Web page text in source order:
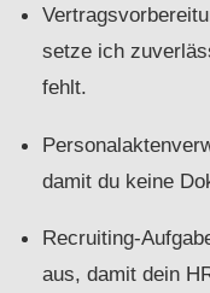
setze ich
fehlt.
damit du keine
Recruiting-
aus, damit dein